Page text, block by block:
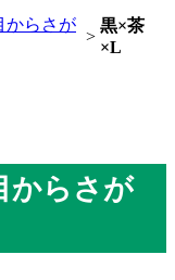
らさが
>
黒×茶
×L
からさが